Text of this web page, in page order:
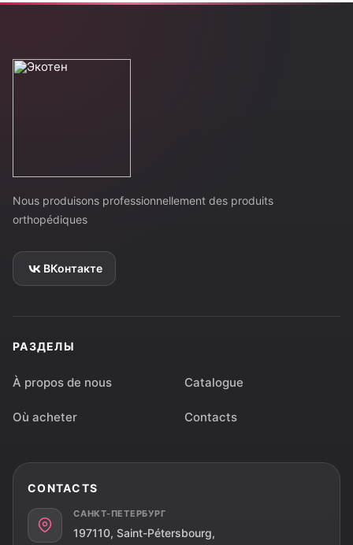
Nous produisons professionnellement des produits
orthopédiques
ВКонтакте
РАЗДЕЛЫ
À propos de nous Catalogue
Où acheter Contacts
CONTACTS
САНКТ-ПЕТЕРБУРГ
197110, Saint-Pétersbourg,